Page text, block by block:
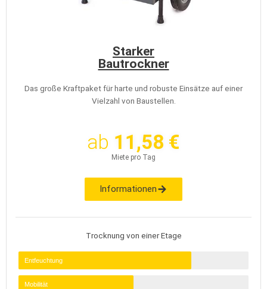
Starker
Bautrockner
Das große Kraftpaket für harte und robuste Einsätze auf einer
Vielzahl von Baustellen.
ab 11,58 €
Miete pro Tag
Informationen
Trocknung von einer Etage
Entfeuchtung
Mobilität